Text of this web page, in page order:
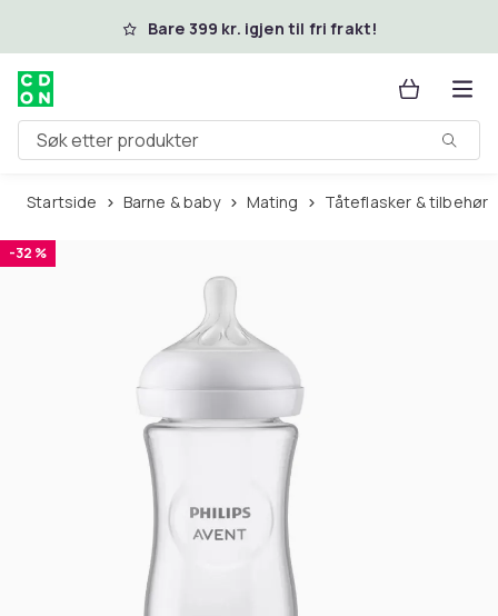
Hopp til hovedinnholdBare 399 kr. igjen til fri frakt!
Søk etter produkter
Startside Barne & baby Mating Tåteflasker & tilbehør
-32 %